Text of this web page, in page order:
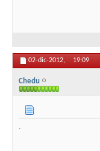
02-dic-2012, 19:09
Chedu
.